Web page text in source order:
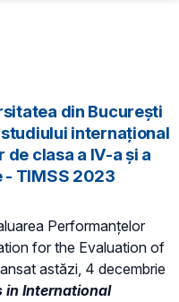
din București
internațional
clasa a IV-a și a
- TIMSS 2023
Performanțelor
for the Evaluation of
astăzi, 4 decembrie
in International